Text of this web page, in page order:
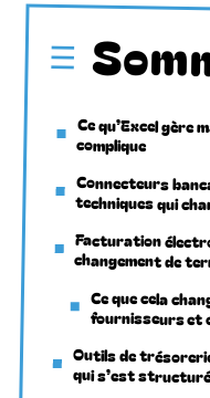
Ce qu’Excel gère
complique
Connecteurs
techniques qui
Facturation
changement de
Ce que cela
fournisseurs et
Outils de
qui s’est structuré